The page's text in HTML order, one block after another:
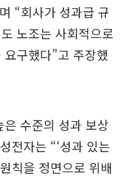
“회사가 성과급 규
노조는 사회적으로
구했다”고 주장했
수준의 성과 보상
전자는 “‘성과 있는
칙을 정면으로 위배